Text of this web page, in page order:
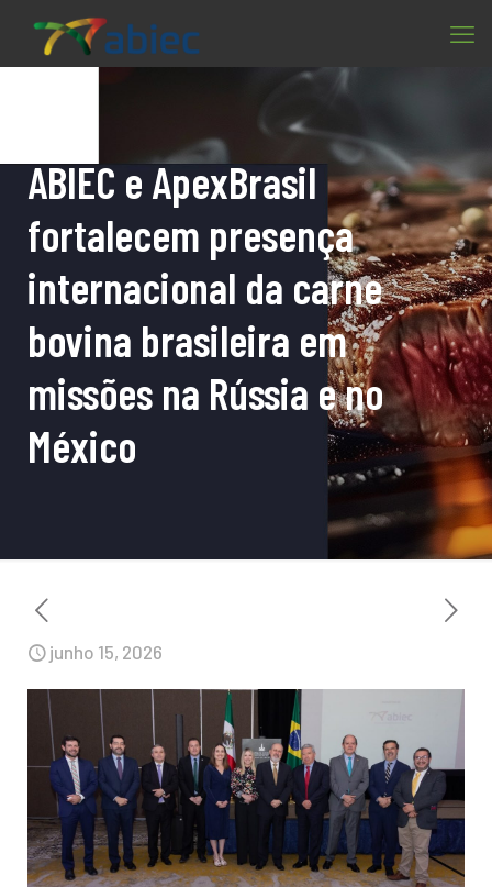
ABIEC e ApexBrasil
fortalecem presença
internacional da carne
bovina brasileira em
missões na Rússia e no
México
junho 15, 2026